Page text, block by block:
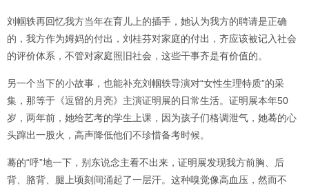
刘帼轶再回忆我方当年在育儿上的插手，她认为我方的聘请是正确
的，我方作为姆妈的付出，刘桂芬对家庭的付出，齐应该被记入社会
的评价体系，不管对家庭照旧社会，这些干事齐是有价值的。
另一个当下的小故事，也能补充刘帼轶导演对“女性生理特质”的采
集，那等于《逗留的月亮》主演证明展的日常生活。证明展本年50
岁，两年前，她给艺考的学生上课，因为孩子们格调泄气，她蓦的心
头蹿出一股火，高声降低他们不珍惜备考时候。
蓦的“呼”地一下，别东说念主看不出来，证明展发现我方前胸、后
背、胳背、腿上顷刻间涌起了一层汗。这种嗅觉像高血压，然而不